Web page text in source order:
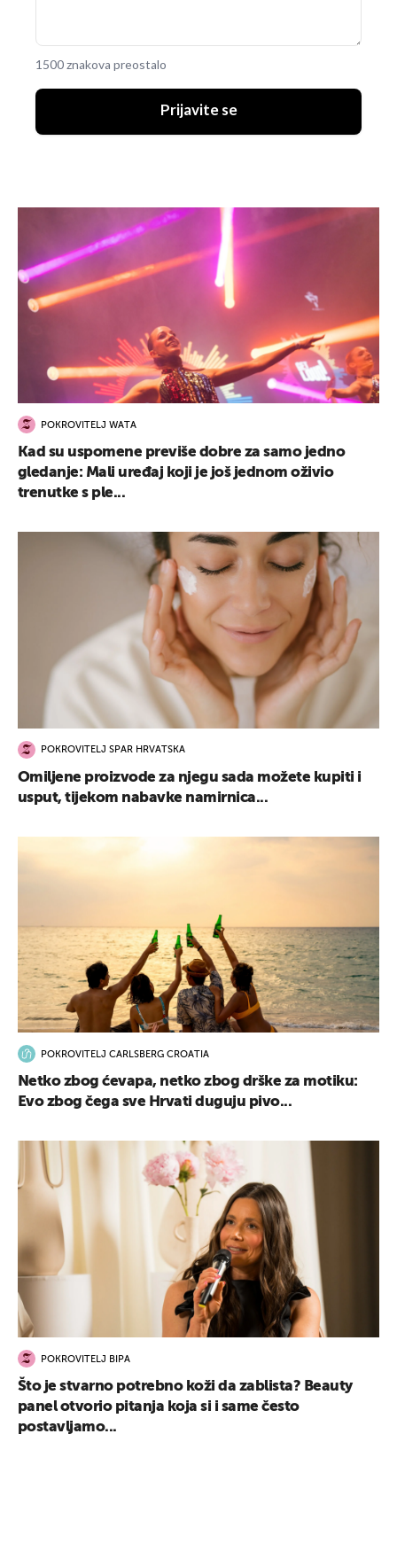
1500 znakova preostalo
Prijavite se
POKROVITELJ WATA
Kad su uspomene previše dobre za samo jedno
gledanje: Mali uređaj koji je još jednom oživio
trenutke s ple...
POKROVITELJ SPAR HRVATSKA
Omiljene proizvode za njegu sada možete kupiti i
usput, tijekom nabavke namirnica...
POKROVITELJ CARLSBERG CROATIA
Netko zbog ćevapa, netko zbog drške za motiku:
Evo zbog čega sve Hrvati duguju pivo...
POKROVITELJ BIPA
Što je stvarno potrebno koži da zablista? Beauty
panel otvorio pitanja koja si i same često
postavljamo...
UKLJUČITE NOTIFIKACIJE